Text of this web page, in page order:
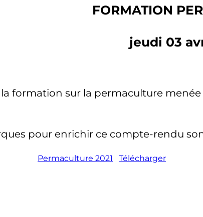
FORMATION
jeudi 03
formation sur la permaculture
pour enrichir ce compte-rendu
Permaculture 2021 Télécharger